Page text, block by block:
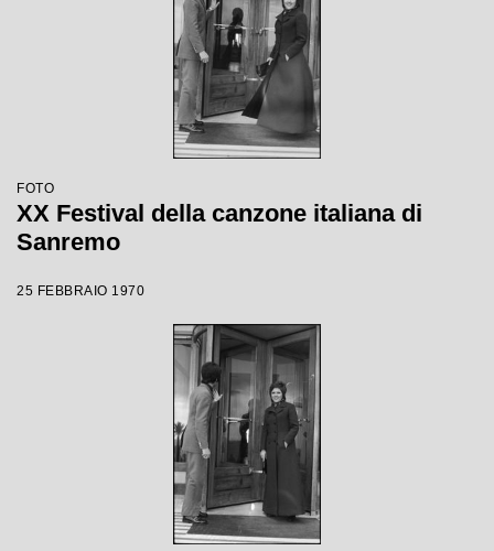
FOTO
XX Festival della canzone italiana di
Sanremo
25 FEBBRAIO 1970